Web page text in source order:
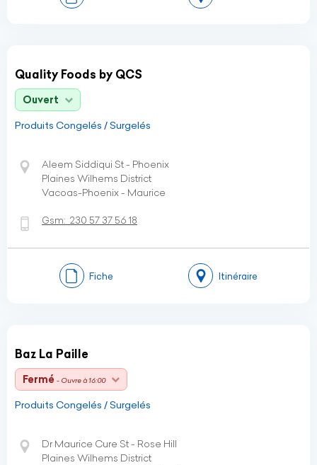
Quality Foods by QCS
Ouvert
Produits Congelés / Surgelés
Aleem Siddiqui St - Phoenix
Plaines Wilhems District
Vacoas-Phoenix - Maurice
Gsm: 230 57 37 56 18
Fiche Itinéraire
Baz La Paille
Fermé - Ouvre à 16:00
Produits Congelés / Surgelés
Dr Maurice Cure St - Rose Hill
Plaines Wilhems District